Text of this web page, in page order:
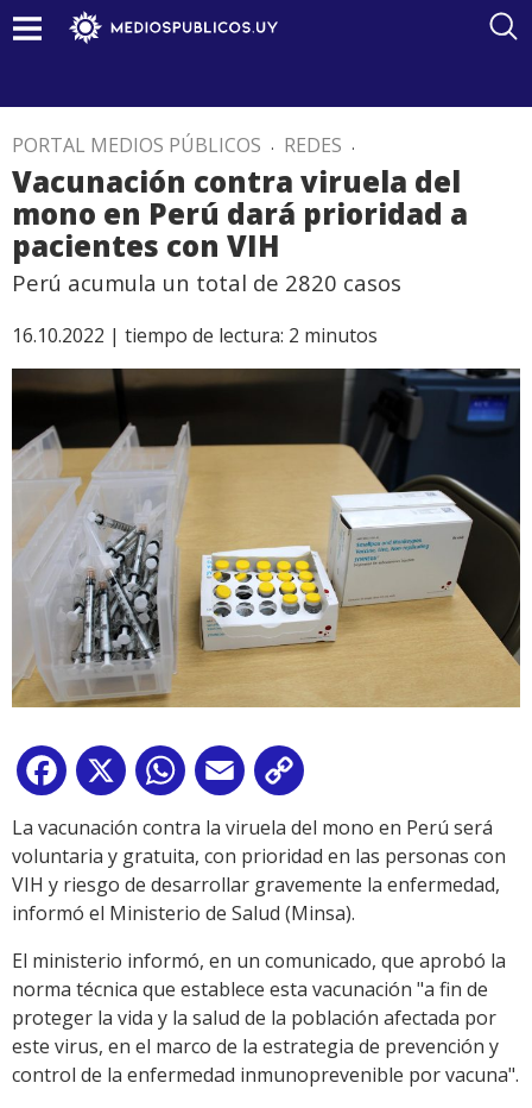
PORTAL MEDIOS PÚBLICOS . REDES .
Vacunación contra viruela del
mono en Perú dará prioridad a
pacientes con VIH
Perú acumula un total de 2820 casos
16.10.2022 | tiempo de lectura: 2 minutos
Facebook
X WhatsApp
Email
Link
La vacunación contra la viruela del mono en Perú será
voluntaria y gratuita, con prioridad en las personas con
VIH y riesgo de desarrollar gravemente la enfermedad,
informó el Ministerio de Salud (Minsa).
El ministerio informó, en un comunicado, que aprobó la
norma técnica que establece esta vacunación "a fin de
proteger la vida y la salud de la población afectada por
este virus, en el marco de la estrategia de prevención y
control de la enfermedad inmunoprevenible por vacuna".